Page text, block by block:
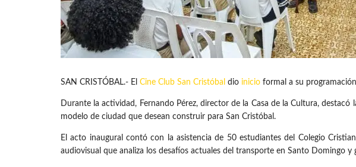
SAN CRISTÓBAL.- El Cine Club San Cristóbal dio inicio formal a su
Durante la actividad, Fernando Pérez, director de la Casa de la Cultura,
modelo de ciudad que desean construir para San Cristóbal.
El acto inaugural contó con la asistencia de 50 estudiantes del Colegio
audiovisual que analiza los desafíos actuales del transporte en Santo Domingo